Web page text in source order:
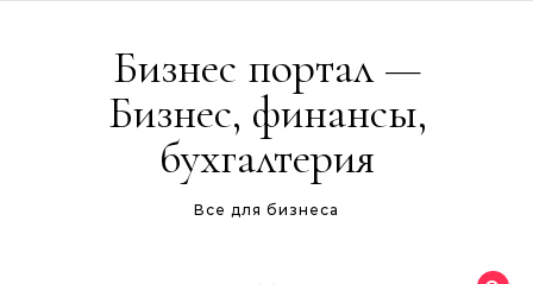
Бизнес портал —
Бизнес, финансы,
бухгалтерия
Все для бизнеса